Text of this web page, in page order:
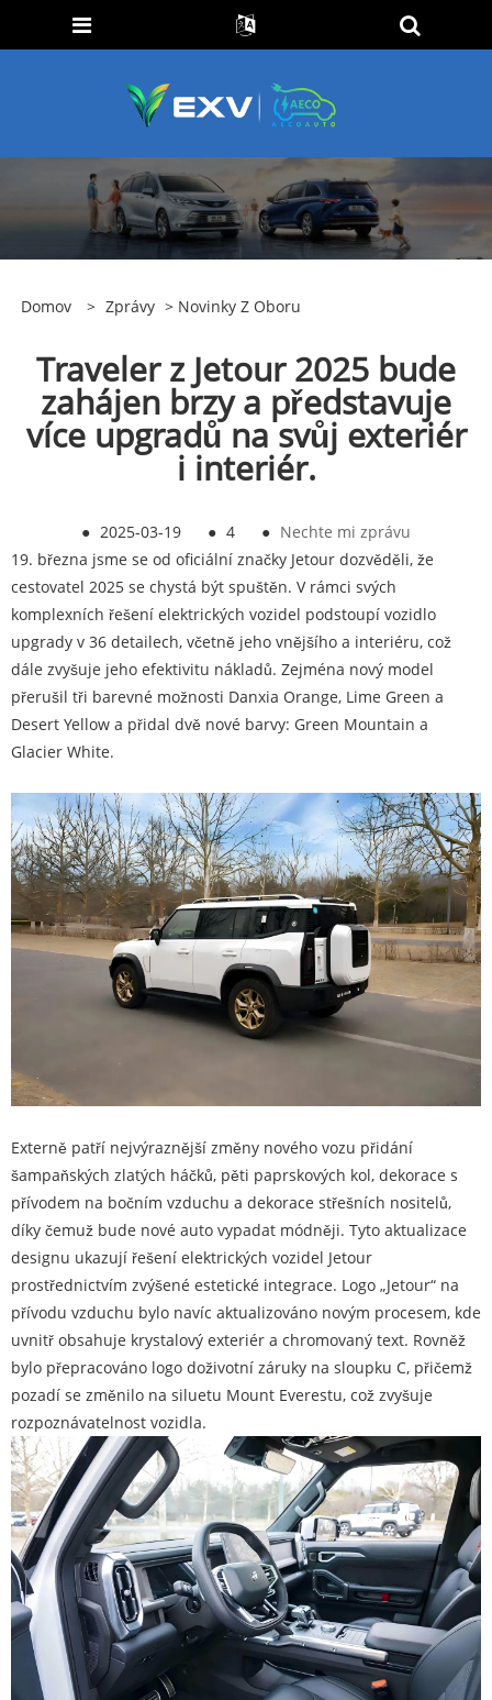
Domov > Zprávy > Novinky Z Oboru
Traveler z Jetour 2025 bude
zahájen brzy a představuje
více upgradů na svůj exteriér
i interiér.
● 2025-03-19 ● 4 ● Nechte mi zprávu
19. března jsme se od oficiální značky Jetour dozvěděli, že
cestovatel 2025 se chystá být spuštěn. V rámci svých
komplexních řešení elektrických vozidel podstoupí vozidlo
upgrady v 36 detailech, včetně jeho vnějšího a interiéru, což
dále zvyšuje jeho efektivitu nákladů. Zejména nový model
přerušil tři barevné možnosti Danxia Orange, Lime Green a
Desert Yellow a přidal dvě nové barvy: Green Mountain a
Glacier White.
Externě patří nejvýraznější změny nového vozu přidání
šampaňských zlatých háčků, pěti paprskových kol, dekorace s
přívodem na bočním vzduchu a dekorace střešních nositelů,
díky čemuž bude nové auto vypadat módněji. Tyto aktualizace
designu ukazují řešení elektrických vozidel Jetour
prostřednictvím zvýšené estetické integrace. Logo „Jetour“ na
přívodu vzduchu bylo navíc aktualizováno novým procesem, kde
uvnitř obsahuje krystalový exteriér a chromovaný text. Rovněž
bylo přepracováno logo doživotní záruky na sloupku C, přičemž
pozadí se změnilo na siluetu Mount Everestu, což zvyšuje
rozpoznávatelnost vozidla.